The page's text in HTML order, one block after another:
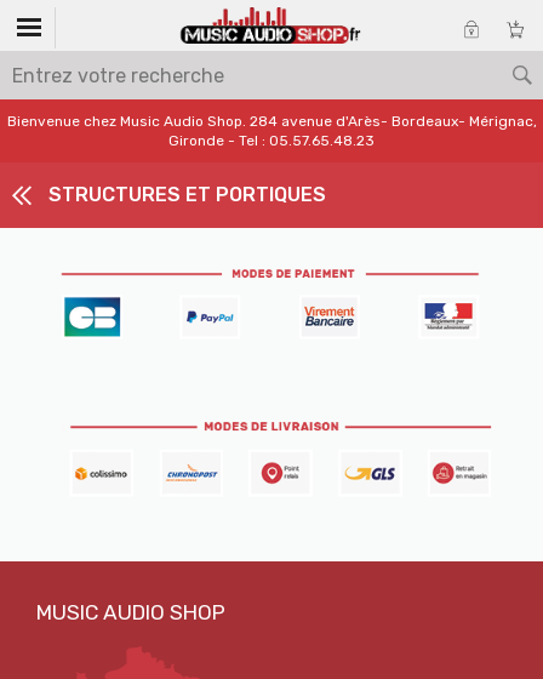
Bienvenue chez Music Audio Shop. 284 avenue d'Arès- Bordeaux- Mérignac,
Gironde - Tel : 05.57.65.48.23
STRUCTURES ET PORTIQUES